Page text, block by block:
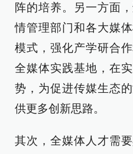
阵的培养。另一方面
情管理部门和各大媒
模式，强化产学研合
全媒体实践基地，在
势，为促进传媒生态
供更多创新思路。
其次，全媒体人才需